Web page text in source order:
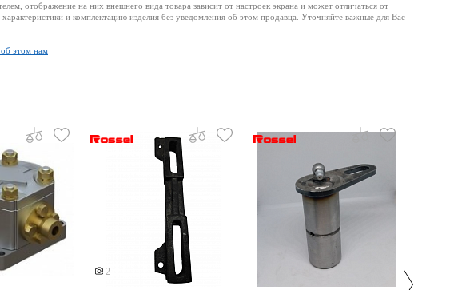
отображение на них внешнего вида товара зависит от настроек экрана и может отличаться от
и комплектацию изделия без уведомления об этом продавца. Уточняйте важные для Вас
этом нам
2